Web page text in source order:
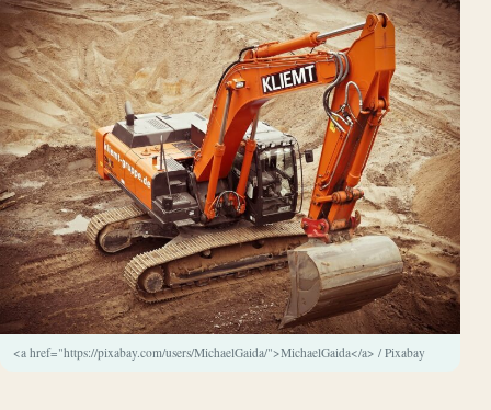
<a href="https://pixabay.com/users/MichaelGaida/">MichaelGaida</a> / Pixabay